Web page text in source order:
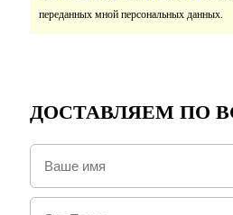
переданных мной персональных данных.
ДОСТАВЛЯЕМ ПО